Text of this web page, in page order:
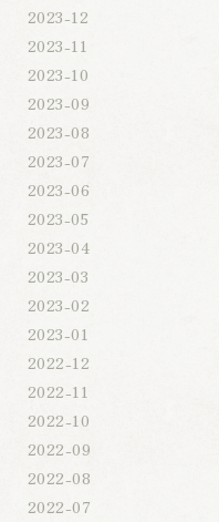
2023-12
2023-11
2023-10
2023-09
2023-08
2023-07
2023-06
2023-05
2023-04
2023-03
2023-02
2023-01
2022-12
2022-11
2022-10
2022-09
2022-08
2022-07